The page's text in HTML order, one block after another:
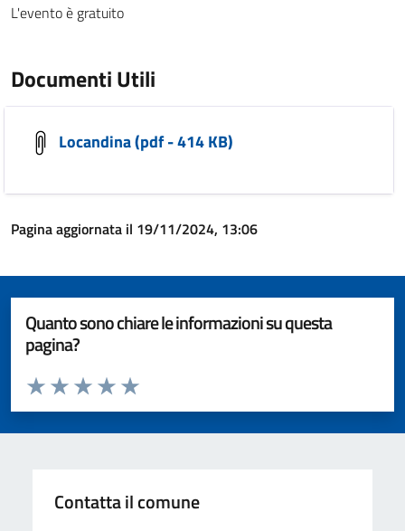
L'evento è gratuito
Documenti Utili
Locandina (pdf - 414 KB)
Pagina aggiornata il 19/11/2024, 13:06
Quanto sono chiare le informazioni su questa
pagina?
Valuta da 1 a 5 stelle la pagina
Valuta 5 stelle su 5
Valuta 4 stelle su 5
Valuta 3 stelle su 5
Valuta 2 stelle su 5
Valuta 1 stelle su 5
Contatta il comune